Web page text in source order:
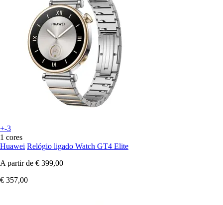
+-3
1 cores
Huawei Relógio ligado Watch GT4 Elite
A partir de € 399,00
€ 357,00